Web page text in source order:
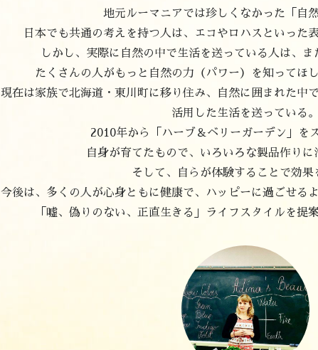
地元ルーマニアでは珍しくなかった「自
日本でも共通の考えを持つ人は、エコやロハスといった
しかし、実際に自然の中で生活を送っている人は、ま
たくさんの人がもっと自然の力（パワー）を知ってほ
現在は家族で北海道・東川町に移り住み、自然に囲まれた中
活用した生活を送っている。
2010年から「ハーブ＆ベリーガーデン」を
自身が育てたもので、いろいろな製品作りに
そして、自らが体験することで効果
今後は、多くの人が心身ともに健康で、ハッピーに過ごせる
「嘘、偽りのない、正直生きる」ライフスタイルを提